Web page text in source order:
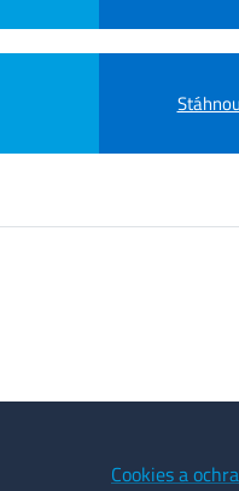
Cookies a